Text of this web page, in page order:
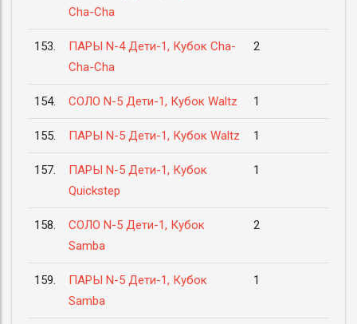
Cha-Cha
153.
ПАРЫ N-4 Дети-1, Кубок Cha-
Cha-Cha
2
154. СОЛО N-5 Дети-1, Кубок Waltz 1
155. ПАРЫ N-5 Дети-1, Кубок Waltz 1
157.
ПАРЫ N-5 Дети-1, Кубок
Quickstep
1
158.
СОЛО N-5 Дети-1, Кубок
Samba
2
159.
ПАРЫ N-5 Дети-1, Кубок
Samba
1